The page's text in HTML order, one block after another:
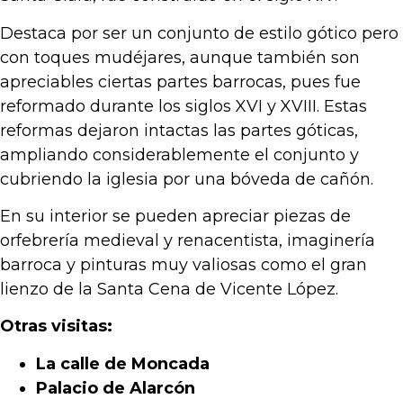
Destaca por ser un conjunto de estilo gótico pero
con toques mudéjares, aunque también son
apreciables ciertas partes barrocas, pues fue
reformado durante los siglos XVI y XVIII. Estas
reformas dejaron intactas las partes góticas,
ampliando considerablemente el conjunto y
cubriendo la iglesia por una bóveda de cañón.
En su interior se pueden apreciar piezas de
orfebrería medieval y renacentista, imaginería
barroca y pinturas muy valiosas como el gran
lienzo de la Santa Cena de Vicente López.
Otras visitas:
La calle de Moncada
Palacio de Alarcón